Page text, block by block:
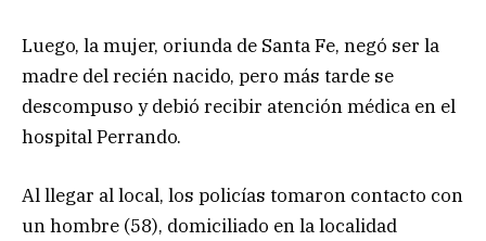
Luego, la mujer, oriunda de Santa Fe, negó ser la
madre del recién nacido, pero más tarde se
descompuso y debió recibir atención médica en el
hospital Perrando.
Al llegar al local, los policías tomaron contacto con
un hombre (58), domiciliado en la localidad